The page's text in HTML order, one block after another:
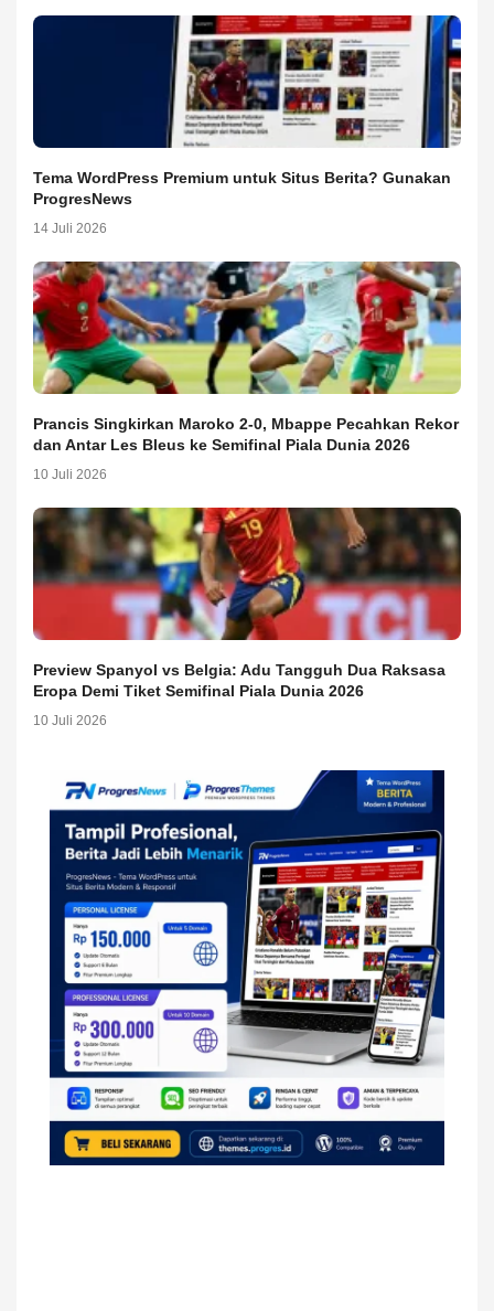
Tema WordPress Premium untuk Situs Berita? Gunakan
ProgresNews
14 Juli 2026
Prancis Singkirkan Maroko 2-0, Mbappe Pecahkan Rekor
dan Antar Les Bleus ke Semifinal Piala Dunia 2026
10 Juli 2026
Preview Spanyol vs Belgia: Adu Tangguh Dua Raksasa
Eropa Demi Tiket Semifinal Piala Dunia 2026
10 Juli 2026